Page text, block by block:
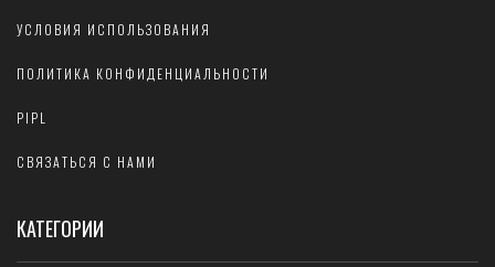
УСЛОВИЯ ИСПОЛЬЗОВАНИЯ
ПОЛИТИКА КОНФИДЕНЦИАЛЬНОСТИ
PIPL
СВЯЗАТЬСЯ С НАМИ
КАТЕГОРИИ